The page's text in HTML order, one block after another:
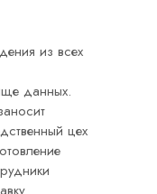
из всех
данных.
цех